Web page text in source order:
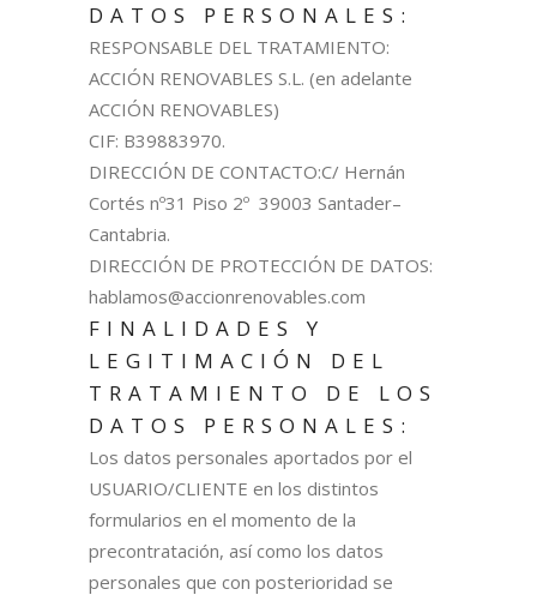
DATOS PERSONALES:
RESPONSABLE DEL TRATAMIENTO:
ACCIÓN RENOVABLES S.L. (en adelante
ACCIÓN RENOVABLES)
CIF: B39883970.
DIRECCIÓN DE CONTACTO:C/ Hernán
Cortés nº31 Piso 2º 39003 Santader–
Cantabria.
DIRECCIÓN DE PROTECCIÓN DE DATOS:
hablamos@accionrenovables.com
FINALIDADES Y
LEGITIMACIÓN DEL
TRATAMIENTO DE LOS
DATOS PERSONALES:
Los datos personales aportados por el
USUARIO/CLIENTE en los distintos
formularios en el momento de la
precontratación, así como los datos
personales que con posterioridad se